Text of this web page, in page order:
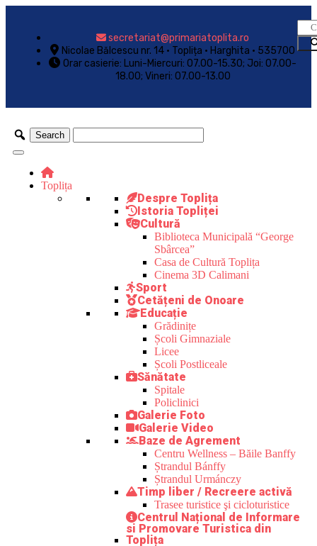
secretariat@primariatoplita.ro
Nicolae Bălcescu nr. 14 • Toplița • Harghita • 535700
Orar casierie: Luni-Miercuri: 07.00-15.30; Joi: 07.00-
18.00; Vineri: 07.00-13.00
Toplița
Despre Toplița
Istoria Topliței
Cultură
Biblioteca Municipală “George
Sbârcea”
Casa de Cultură Toplița
Cinema 3D Calimani
Sport
Cetățeni de Onoare
Educație
Grădinițe
Școli Gimnaziale
Licee
Școli Postliceale
Sănătate
Spitale
Policlinici
Galerie Foto
Galerie Video
Baze de Agrement
Centru Wellness – Băile Banffy
Ștrandul Bánffy
Ștrandul Urmánczy
Timp liber / Recreere activă
Trasee turistice şi cicloturistice
Centrul Național de Informare
si Promovare Turistica din
Toplița